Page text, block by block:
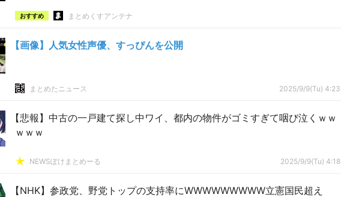
おすすめ まとめくすアンテナ
【画像】人気女性声優、すっぴんを公開
まとめたニュース 2025/9/9(Tu) 4:23
【悲報】中古の一戸建て探し中ワイ、都内の物件がゴミすぎて咽び泣くｗｗ
ｗｗｗ
NEWSぽけまとめーる 2025/9/9(Tu) 4:18
【NHK】参政党、野党トップの支持率にWWWWWWWWW立憲国民超え